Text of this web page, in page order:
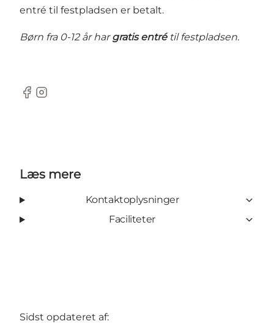
entré til festpladsen er betalt.
Børn fra 0-12 år hargratis entrétil festpladsen.
Facebook
Instagram
Læs mere
Kontaktoplysninger
Faciliteter
Sidst opdateret af: